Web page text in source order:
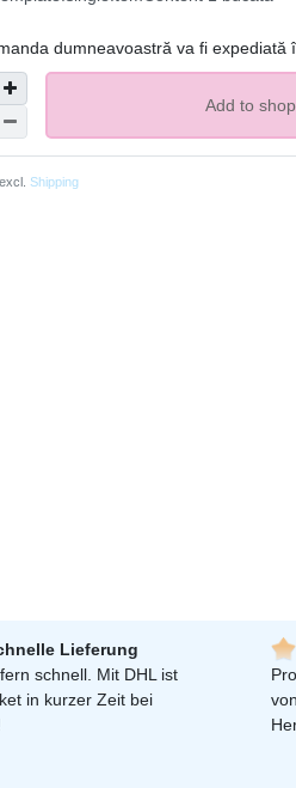
dumneavoastră va fi expediată
Add to
Shipping
Lieferung
schnell. Mit DHL ist
in kurzer Zeit bei